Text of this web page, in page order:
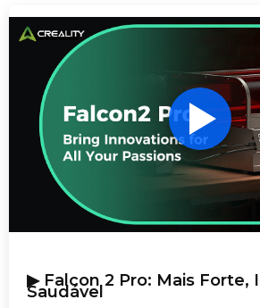
▶ Falcon 2 Pro: Mais Forte,
Saudável